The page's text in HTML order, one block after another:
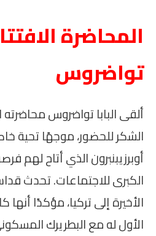
المحاضرة
تواضروس
ألقى البابا تواضروس محاضرته
الشكر للحضور، موجهًا تحية
أوبرزيبنبرون الذي أتاح لهم
الكبرى للاجتماعات. تحدث
الأخيرة إلى تركيا، مؤكدًا
الأول له مع البطريرك